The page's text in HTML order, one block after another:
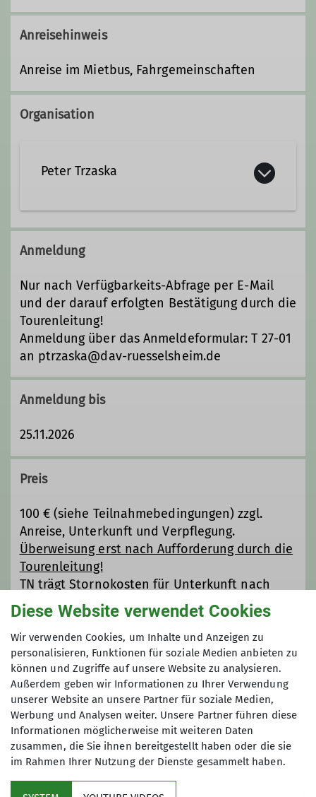
Anreisehinweis
Anreise im Mietbus, Fahrgemeinschaften
Organisation
Peter Trzaska
0152 – 28 24 59 67
ptrzaska@dav-ruesselsheim.de
Qualifikationen
Trainer C Bergsteigen
Trainer B Hochtouren
Trainer B Skihochtour
Anmeldung
Nur nach Verfügbarkeits-Abfrage per E-Mail
und der darauf erfolgten Bestätigung durch die
Tourenleitung!
Anmeldung über das Anmeldeformular: T 27-01
an ptrzaska@dav-ruesselsheim.de
Anmeldung bis
25.11.2026
Preis
100 € (siehe Teilnahmebedingungen) zzgl.
Anreise, Unterkunft und Verpflegung.
Überweisung erst nach Aufforderung durch die
Tourenleitung!
TN trägt Stornokosten für Unterkunft nach
Anmeldung
Maximale Teilnehmeranzahl
7
Im Fokus
Diese Website verwendet Cookies
Wir verwenden Cookies, um Inhalte und Anzeigen zu
personalisieren, Funktionen für soziale Medien anbieten zu
können und Zugriffe auf unsere Website zu analysieren.
Außerdem geben wir Informationen zu Ihrer Verwendung
unserer Website an unsere Partner für soziale Medien,
Werbung und Analysen weiter. Unsere Partner führen diese
Informationen möglicherweise mit weiteren Daten
zusammen, die Sie ihnen bereitgestellt haben oder die sie
im Rahmen Ihrer Nutzung der Dienste gesammelt haben.